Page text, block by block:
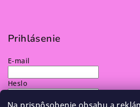
Prihlásenie
E-mail
Heslo